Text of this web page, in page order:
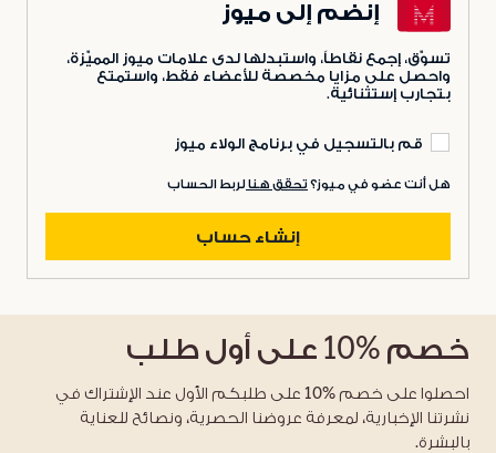
إنضم إلى ميوز
تسوّق، إجمع نقاطاً، واستبدلها لدى علامات ميوز المميّزة،
واحصل على مزايا مخصصة للأعضاء فقط، واستمتع
بتجارب إستثنائية.
قم بالتسجيل في برنامج الولاء ميوز
هل أنت عضو في ميوز؟ تحقق هنا لربط الحساب
إنشاء حساب
خصم %10 على أول طلب
احصلوا على خصم %10 على طلبكم الأول عند الإشتراك في
نشرتنا الإخبارية، لمعرفة عروضنا الحصرية، ونصائح للعناية
بالبشرة.